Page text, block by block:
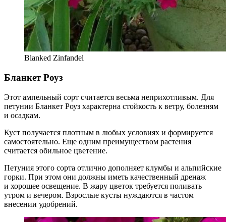
Blanked Zinfandel
Бланкет Роуз
Этот ампельный сорт считается весьма неприхотливым. Для
петунии Бланкет Роуз характерна стойкость к ветру, болезням
и осадкам.
Куст получается плотным в любых условиях и формируется
самостоятельно. Еще одним преимуществом растения
считается обильное цветение.
Петуния этого сорта отлично дополняет клумбы и альпийские
горки. При этом они должны иметь качественный дренаж
и хорошее освещение. В жару цветок требуется поливать
утром и вечером. Взрослые кусты нуждаются в частом
внесении удобрений.